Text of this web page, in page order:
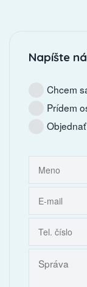
Napíšte
Chcem
Prídem